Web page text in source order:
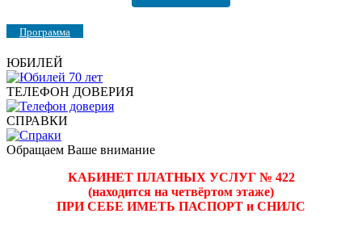
Программа
ЮБИЛЕЙ
ТЕЛЕФОН ДОВЕРИЯ
СПРАВКИ
Обращаем Ваше внимание
КАБИНЕТ ПЛАТНЫХ УСЛУГ № 422
(находится на четвёртом этаже)
ПРИ СЕБЕ ИМЕТЬ ПАСПОРТ и СНИЛС